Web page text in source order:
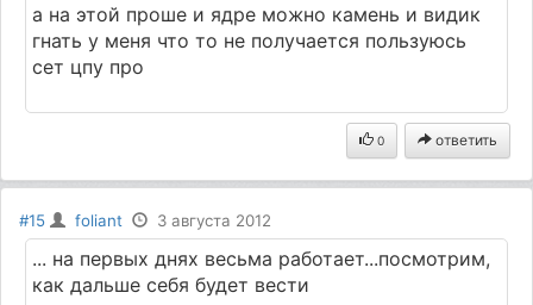
а на этой проше и ядре можно камень и видик
гнать у меня что то не получается пользуюсь
сет цпу про
0 ответить
#15 foliant 3 августа 2012
... на первых днях весьма работает...посмотрим,
как дальше себя будет вести